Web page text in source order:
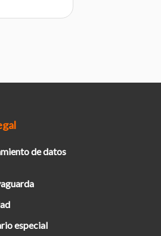
de datos
especial